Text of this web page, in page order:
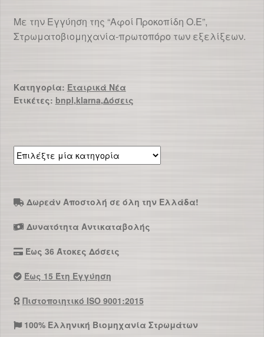
Με την Εγγύηση της “Αφοί Προκοπίδη Ο.Ε”,
Στρωματοβιομηχανία-πρωτοπόρο των εξελίξεων.
Κατηγορία: Εταιρικά Νέα
Ετικέτες: bnpl,klarna,Δόσεις
Επιλέξτε
μία
Δωρεάν Αποστολή σε όλη την Ελλάδα!
Δυνατότητα Αντικαταβολής
Έως 36 Άτοκες Δόσεις
Έως 15 Έτη Εγγύηση
Πιστοποιητικό ISO 9001:2015
100% Ελληνική Βιομηχανία Στρωμάτων